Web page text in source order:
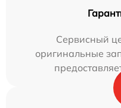
Сервисный
оригинальные